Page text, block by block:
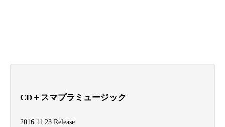
CD＋スマプラミュージック
2016.11.23 Release